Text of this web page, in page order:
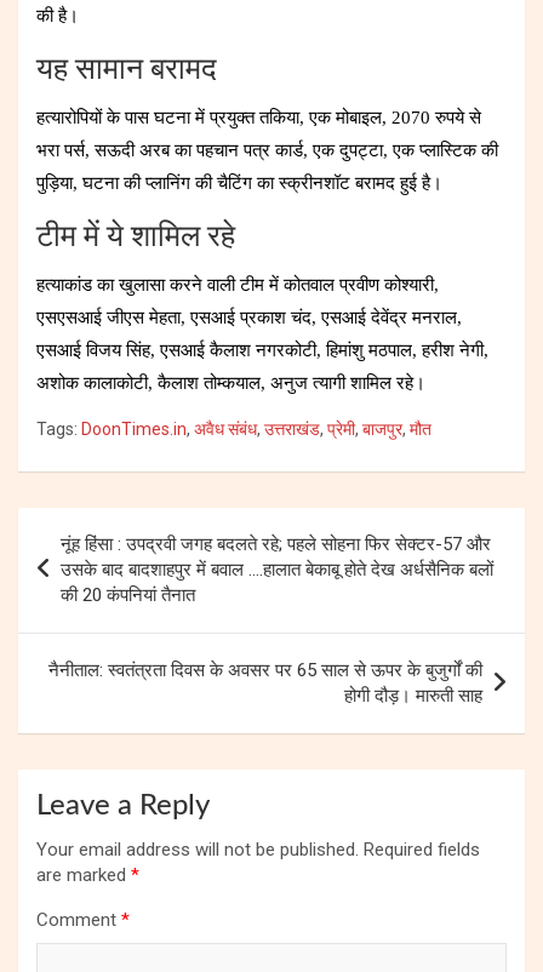
की है।
यह सामान बरामद
हत्यारोपियों के पास घटना में प्रयुक्त तकिया, एक मोबाइल, 2070 रुपये से
भरा पर्स, सऊदी अरब का पहचान पत्र कार्ड, एक दुपट्टा, एक प्लास्टिक की
पुड़िया, घटना की प्लानिंग की चैटिंग का स्क्रीनशॉट बरामद हुई है।
टीम में ये शामिल रहे
हत्याकांड का खुलासा करने वाली टीम में कोतवाल प्रवीण कोश्यारी,
एसएसआई जीएस मेहता, एसआई प्रकाश चंद, एसआई देवेंद्र मनराल,
एसआई विजय सिंह, एसआई कैलाश नगरकोटी, हिमांशु मठपाल, हरीश नेगी,
अशोक कालाकोटी, कैलाश तोम्कयाल, अनुज त्यागी शामिल रहे।
Tags: DoonTimes.in, अवैध संबंध, उत्तराखंड, प्रेमी, बाजपुर, मौत
navigation
नूंह हिंसा : उपद्रवी जगह बदलते रहे; पहले सोहना फिर सेक्टर-57 और
उसके बाद बादशाहपुर में बवाल ….हालात बेकाबू होते देख अर्धसैनिक बलों
की 20 कंपनियां तैनात
नैनीताल: स्वतंत्रता दिवस के अवसर पर 65 साल से ऊपर के बुजुर्गों की
होगी दौड़। मारुती साह
Leave a Reply
Your email address will not be published. Required fields
are marked *
Comment *